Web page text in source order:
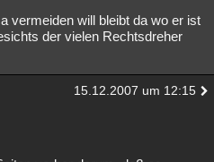
vermeiden will bleibt da wo er ist
der vielen Rechtsdreher
15.12.2007 um 12:15